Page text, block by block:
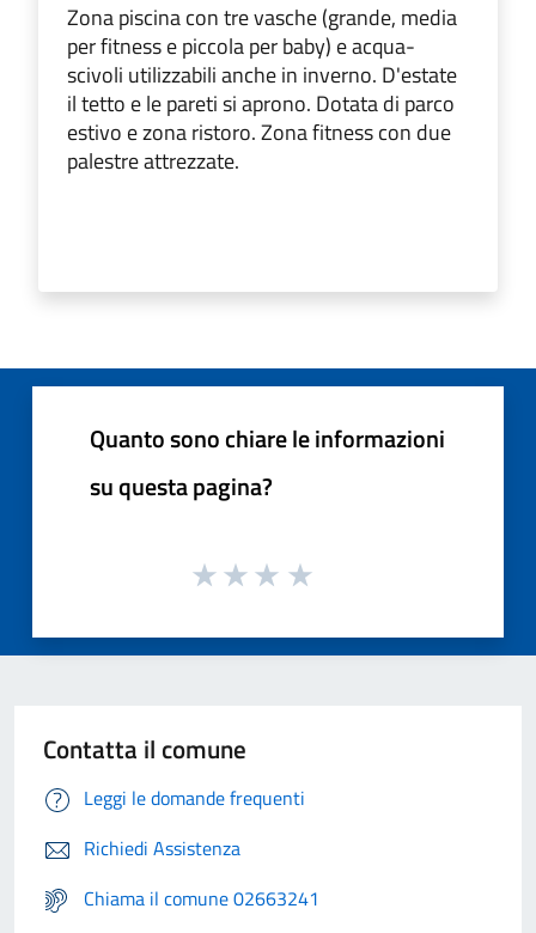
Zona piscina con tre vasche (grande, media
per fitness e piccola per baby) e acqua-
scivoli utilizzabili anche in inverno. D'estate
il tetto e le pareti si aprono. Dotata di parco
estivo e zona ristoro. Zona fitness con due
palestre attrezzate.
Quanto sono chiare le informazioni
su questa pagina?
Contatta il comune
Leggi le domande frequenti
Richiedi Assistenza
Chiama il comune 02663241